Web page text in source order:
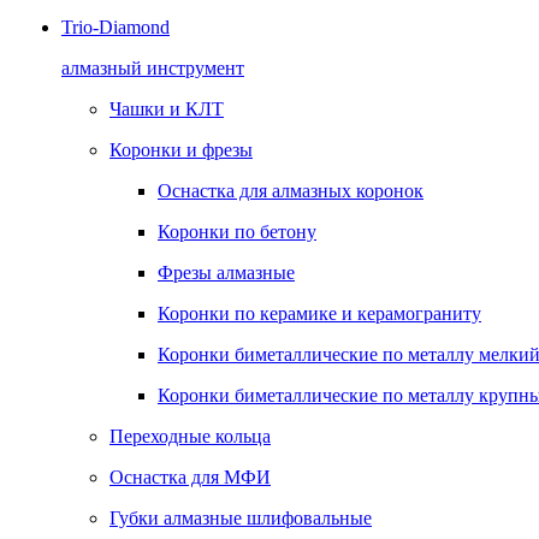
Trio-Diamond
алмазный инструмент
Чашки и КЛТ
Коронки и фрезы
Оснастка для алмазных коронок
Коронки по бетону
Фрезы алмазные
Коронки по керамике и керамограниту
Коронки биметаллические по металлу
Коронки биметаллические по металлу
Переходные кольца
Оснастка для МФИ
Губки алмазные шлифовальные